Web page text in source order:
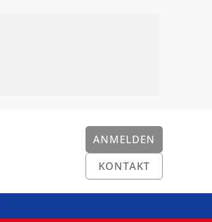
ANMELDEN
KONTAKT